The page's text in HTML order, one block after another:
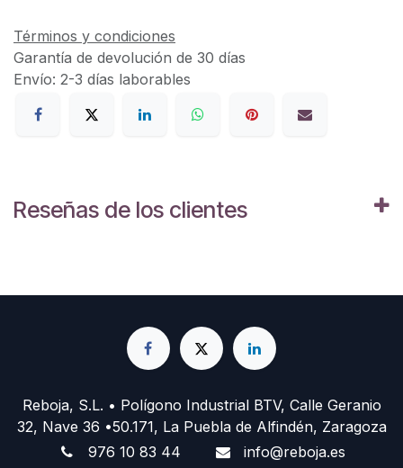
Términos y condiciones
Garantía de devolución de 30 días
Envío: 2-3 días laborables
Reseñas de los clientes
Reboja, S.L. • Polígono Industrial BTV, Calle Geranio
32, Nave 36 •50.171, La Puebla de Alfindén, Zaragoza
976 10 83 44
info@reboja.es